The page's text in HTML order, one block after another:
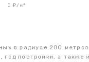
0 ₽/м²
в радиусе 200
год постройки, а